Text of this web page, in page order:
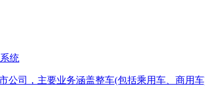
统
公司，主要业务涵盖整车(包括乘用车、商